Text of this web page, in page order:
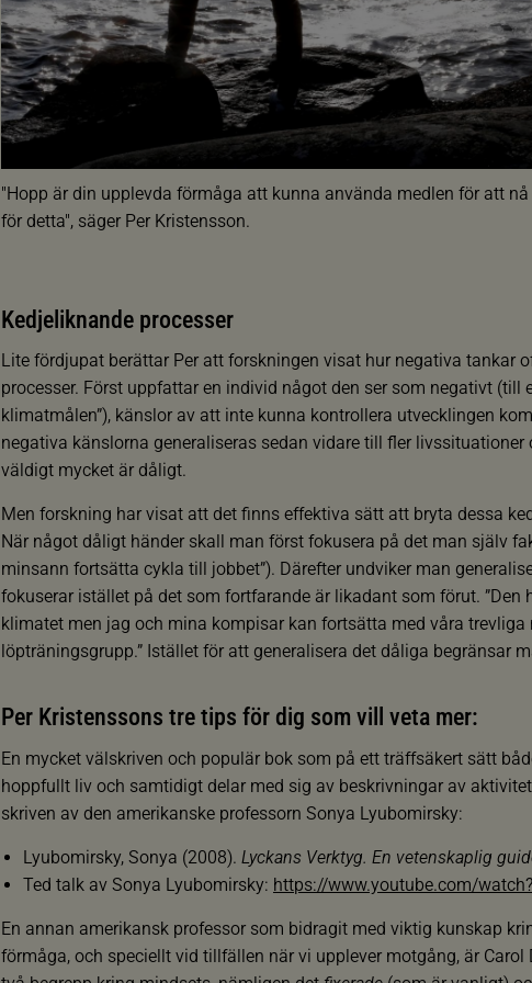
"Hopp är din upplevda förmåga att kunna använda medlen för att
för detta", säger Per Kristensson.
Kedjeliknande processer
Lite fördjupat berättar Per att forskningen visat hur negativa tankar
processer. Först uppfattar en individ något den ser som negativt (till
klimatmålen”), känslor av att inte kunna kontrollera utvecklingen
negativa känslorna generaliseras sedan vidare till fler
väldigt mycket är dåligt.
Men forskning har visat att det finns effektiva sätt att bryta dessa
När något dåligt händer skall man först fokusera på det man själv
minsann fortsätta cykla till jobbet”). Därefter undviker man
fokuserar istället på det som fortfarande är likadant som förut. ”Den
klimatet men jag och mina kompisar kan fortsätta med våra
löpträningsgrupp.” Istället för att generalisera det dåliga begränsar
Per Kristenssons tre tips för dig som vill veta mer:
En mycket välskriven och populär bok som på ett träffsäkert sätt
hoppfullt liv och samtidigt delar med sig av beskrivningar av
skriven av den amerikanske professorn Sonya Lyubomirsky:
Lyubomirsky, Sonya (2008). Lyckans Verktyg. En vetenskaplig
Ted talk av Sonya Lyubomirsky: https://www.youtube.com/
En annan amerikansk professor som bidragit med viktig kunskap
förmåga, och speciellt vid tillfällen när vi upplever motgång, är